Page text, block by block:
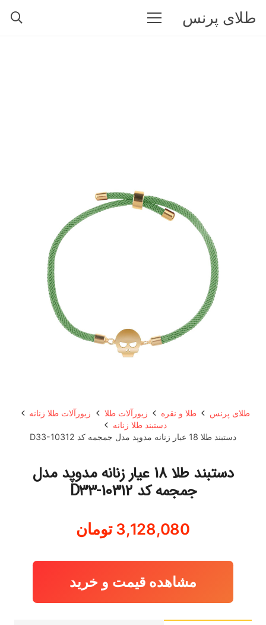
طلای پرنس
طلای پرنس طلا و نقره زیورآلات طلا
زیورآلات طلا زنانه
دستبند طلا زنانه
دستبند طلا 18 عیار زنانه مدوپد مدل جمجمه کد D33-10312
دستبند طلا 18 عیار زنانه مدوپد مدل
جمجمه کد D33-10312
3,128,080 تومان
مشاهده قیمت و خرید